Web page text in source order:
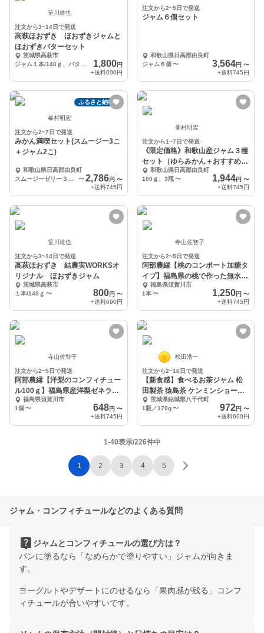
笹川雄也
注文から3~14日で発送
高萩ほおずき ほおずきジャムと
ほおずきバターセット
茨城県高萩市
1,800円
+送料690円
注文から2~5日で発送
ジャム６個セット
和歌山県日高郡由良町
ジャム６個 〜 3,564円 〜
+送料745円
ふるさと納税可
峯村明宏
注文から2~7日で発送
みかん満喫セット(スムージー3こ
＋ジャム2こ)
和歌山県日高郡由良町
〜 2,786円 〜
+送料745円
峯村明宏
注文から1~7日で発送
《限定価格》和歌山産ジャム３種
セット（ゆらみかん＋おすすめ２
種）和歌山県日高郡由良町
100ｇ、3瓶 〜 1,944円 〜
+送料745円
笹川雄也
注文から3~14日で発送
高萩ほおずき 結農実WORKSオ
リジナル ほおずきジャム
茨城県高萩市
１本/140ｇ 〜 800円 〜
+送料690円
寺山佐智子
注文から2~5日で発送
阿部農縁【桃のコンポート加糖タ
イプ】福島県の桃で作った無水コ
ンポート
福島県須賀川市
1本 〜 1,250円 〜
+送料745円
寺山佐智子
注文から2~5日で発送
阿部農縁【洋梨のコンフィチュー
ル100ｇ】福島県産洋梨ゼネラル
レクラーク
福島県須賀川市
1個 〜 648円 〜
+送料745円
松田浩一
注文から2~16日で発送
【新食感】食べるお茶ジャム 松
田製茶 猿島茶 ケンミンショー
FOD-022
茨城県結城郡八千代町
1瓶／170g 〜 972円 〜
+送料690円
1-40表示/226件中
1 2 3 4 5
ジャム・コンフィチュールなどのよくある質問
live_help ジャムとコンフィチュールの選び方は？
パンに塗るなら「なめらかで塗りやすい」ジャムが向きま
す。
ヨーグルトやデザートにのせるなら「果肉感が残る」コンフ
ィチュールが合いやすいです。